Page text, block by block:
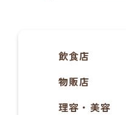
飲食店
物販店
理容・美容